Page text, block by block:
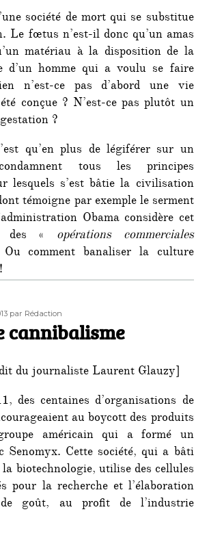
société de mort qui se substitue
Le fœtus n’est-il donc qu’un amas
matériau à la disposition de la
d’un homme qui a voulu se faire
n’est-ce pas d’abord une vie
conçue ? N’est-ce pas plutôt un
?
qu’en plus de légiférer sur un
tous les principes
lesquels s’est bâtie la civilisation
témoigne par exemple le serment
Obama considère cet
des « opérations commerciales
comment banaliser la culture
Auteur
par Rédaction
cannibalisme
du journaliste Laurent Glauzy]
des centaines d’organisations de
au boycott des produits
américain qui a formé un
Senomyx. Cette société, qui a bâti
biotechnologie, utilise des cellules
pour la recherche et l’élaboration
de goût, au profit de l’industrie